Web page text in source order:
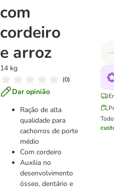
com
cordeiro
e arroz
14 kg
(0)
Dar opinião
Ração de alta
qualidade para
cachorros de porte
médio
Com cordeiro
Auxilia no
desenvolvimento
ósseo, dentário e